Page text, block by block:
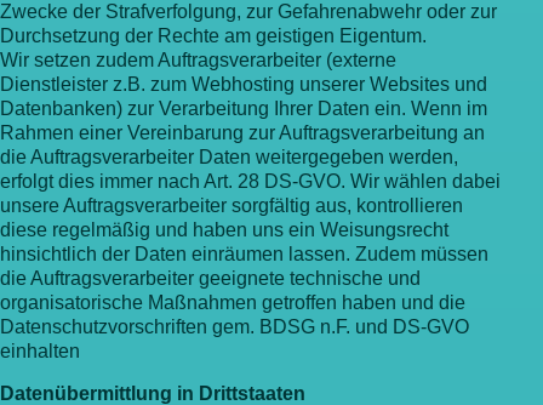
Zwecke der Strafverfolgung, zur Gefahrenabwehr oder zur
Durchsetzung der Rechte am geistigen Eigentum.
Wir setzen zudem Auftragsverarbeiter (externe
Dienstleister z.B. zum Webhosting unserer Websites und
Datenbanken) zur Verarbeitung Ihrer Daten ein. Wenn im
Rahmen einer Vereinbarung zur Auftragsverarbeitung an
die Auftragsverarbeiter Daten weitergegeben werden,
erfolgt dies immer nach Art. 28 DS-GVO. Wir wählen dabei
unsere Auftragsverarbeiter sorgfältig aus, kontrollieren
diese regelmäßig und haben uns ein Weisungsrecht
hinsichtlich der Daten einräumen lassen. Zudem müssen
die Auftragsverarbeiter geeignete technische und
organisatorische Maßnahmen getroffen haben und die
Datenschutzvorschriften gem. BDSG n.F. und DS-GVO
einhalten
Datenübermittlung in Drittstaaten